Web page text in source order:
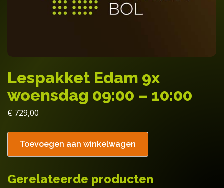
Lespakket Edam 9x
woensdag 09:00 – 10:00
€ 729,00
Toevoegen aan winkelwagen
Gerelateerde producten